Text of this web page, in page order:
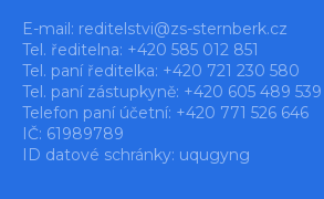
E-mail: reditelstvi@zs-sternberk.cz
Tel. ředitelna: +420 585 012 851
Tel. paní ředitelka: +420 721 230 580
Tel. paní zástupkyně: +420 605 489 539
Telefon paní účetní: +420 771 526 646
IČ: 61989789
ID datové schránky: uqugyng